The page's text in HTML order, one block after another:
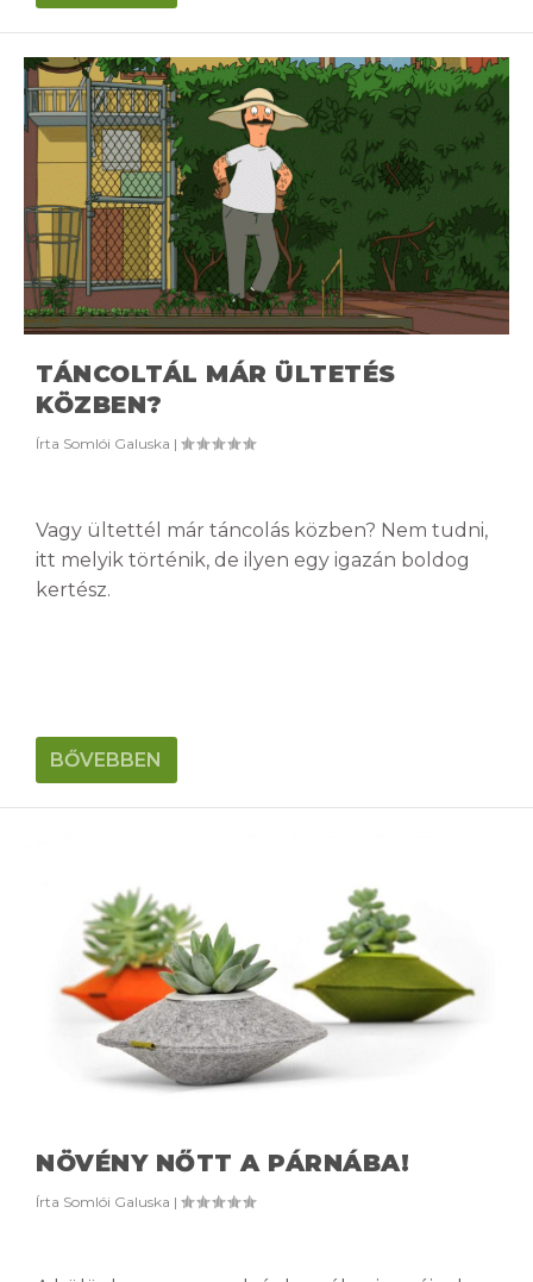
TÁNCOLTÁL MÁR ÜLTETÉS
KÖZBEN?
Írta Somlói Galuska |
Vagy ültettél már táncolás közben? Nem tudni,
itt melyik történik, de ilyen egy igazán boldog
kertész.
BŐVEBBEN
NÖVÉNY NŐTT A PÁRNÁBA!
Írta Somlói Galuska |